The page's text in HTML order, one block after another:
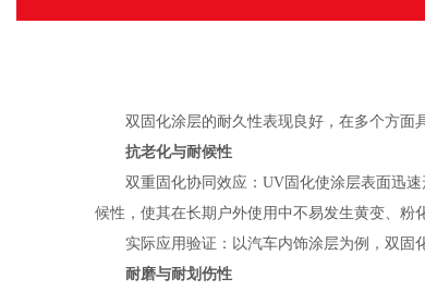
双固化涂层的耐久性表现良好，在多个方面具
抗老化与耐候性
双重固化协同效应：UV固化使涂层表面迅速
候性，使其在长期户外使用中不易发生黄变、粉
实际应用验证：以汽车内饰涂层为例，双固化
耐磨与耐划伤性